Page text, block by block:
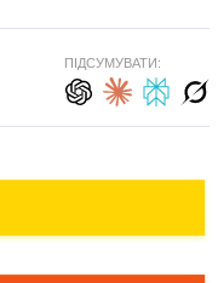
ПІДСУМУВАТИ: